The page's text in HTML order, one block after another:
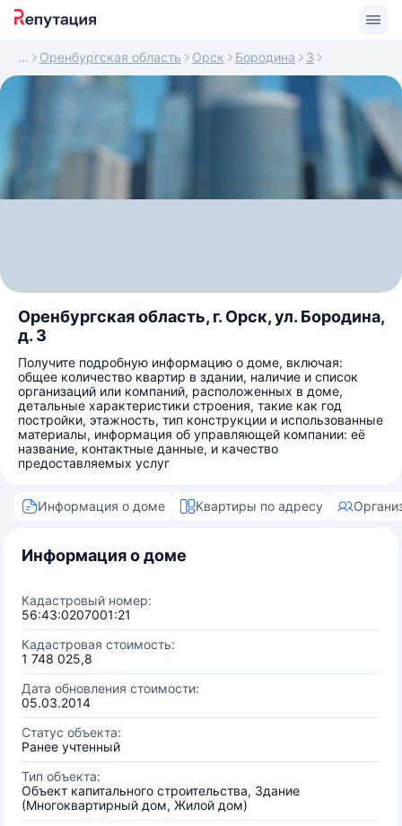
Оренбургская область Орск Бородина 3
Оренбургская область, г. Орск, ул. Бородина,
д. 3
Получите подробную информацию о доме, включая:
общее количество квартир в здании, наличие и список
организаций или компаний, расположенных в доме,
детальные характеристики строения, такие как год
постройки, этажность, тип конструкции и использованные
материалы, информация об управляющей компании: её
название, контактные данные, и качество
предоставляемых услуг
Информация о доме Квартиры по адресу
Информация о доме
Кадастровый номер:
56:43:0207001:21
Кадастровая стоимость:
1 748 025,8
Дата обновления стоимости:
05.03.2014
Статус объекта:
Ранее учтенный
Тип объекта:
Объект капитального строительства, Здание
(Многоквартирный дом, Жилой дом)